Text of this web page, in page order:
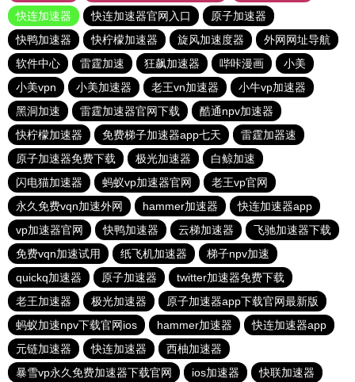
快连加速器
快连加速器官网入口
原子加速器
快鸭加速器
快柠檬加速器 旋风加速度器
外网网址导航
软件中心
雷霆加速 狂飙加速器 哔咔漫画
小美
小美vpn
小美加速器 老王vn加速器
小牛vp加速器
黑洞加速
雷霆加速器官网下载
酷通npv加速器
快柠檬加速器
免费梯子加速器app七天
雷霆加器速
原子加速器免费下载
极光加速器
白鲸加速
闪电猫加速器
蚂蚁vp加速器官网
老王vp官网
永久免费vqn加速外网
hammer加速器
快连加速器app
vp加速器官网
快鸭加速器 云梯加速器
飞驰加速器下载
免费vqn加速试用
纸飞机加速器
梯子npv加速
quickq加速器
原子加速器
twitter加速器免费下载
老王加速器
极光加速器
原子加速器app下载官网最新版
蚂蚁加速npv下载官网ios
hammer加速器
快连加速器app
元链加速器
快连加速器
西柚加速器
暴雪vp永久免费加速器下载官网
ios加速器 快联加速器